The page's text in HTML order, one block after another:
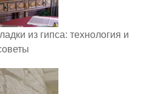
из гипса: технология и